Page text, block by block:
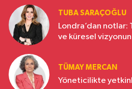
TUBA SARAÇOĞLU
Londra’dan
ve küresel
TÜMAY MERCAN
Yöneticilikte